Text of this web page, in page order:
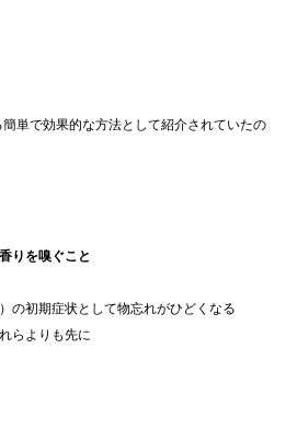
単で効果的な方法として紹介されていたの
りを嗅ぐこと
の初期症状として物忘れがひどくなる
らよりも先に